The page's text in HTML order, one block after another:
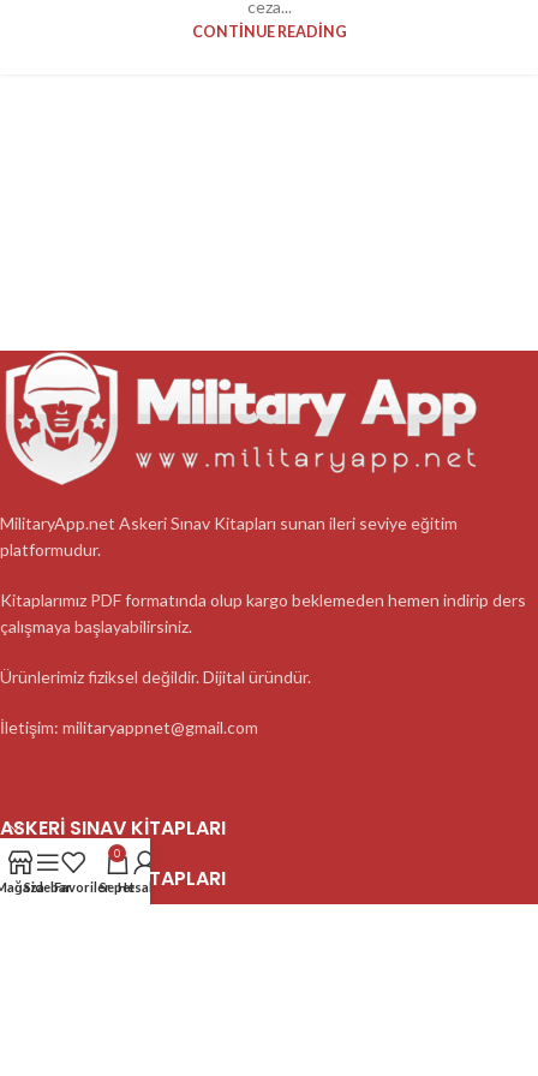
ceza...
CONTINUE READING
MilitaryApp.net Askeri Sınav Kitapları sunan ileri seviye eğitim
platformudur.
Kitaplarımız PDF formatında olup kargo beklemeden hemen indirip ders
çalışmaya başlayabilirsiniz.
Ürünlerimiz fiziksel değildir. Dijital üründür.
İletişim: militaryappnet@gmail.com
ASKERI SINAV KITAPLARI
ASKERI SINAV KITAPLARI
SidebarFavoriler
0
SepetHesabım